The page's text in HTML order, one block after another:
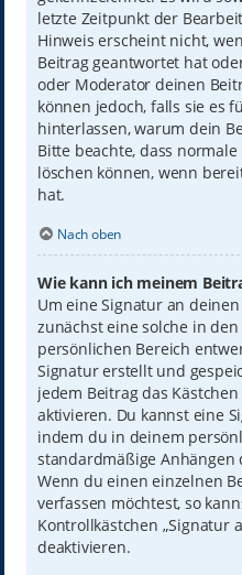
letzte Zeitpunkt der
Hinweis erscheint nicht,
Beitrag geantwortet hat
oder Moderator deinen
können jedoch, falls sie es
hinterlassen, warum dein
Bitte beachte, dass
löschen können, wenn
hat.
Nach oben
Wie kann ich meinem
Um eine Signatur an
zunächst eine solche in
persönlichen Bereich
Signatur erstellt und
jedem Beitrag das
aktivieren. Du kannst eine
indem du in deinem
standardmäßige Anhängen
Wenn du einen einzelnen
verfassen möchtest, so
Kontrollkästchen „Signatur
deaktivieren.